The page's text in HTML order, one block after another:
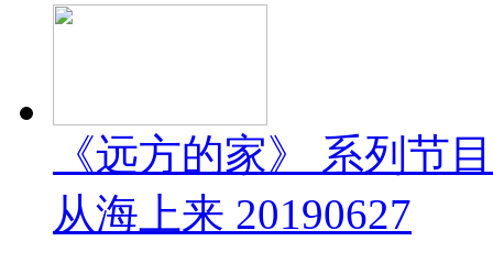
《远方的家》 系列
从海上来 20190627